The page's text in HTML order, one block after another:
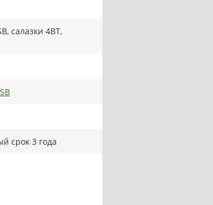
салазки 4BT,
срок 3 года